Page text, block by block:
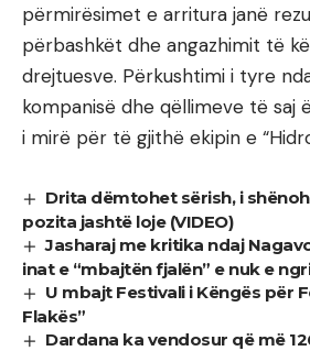
përmirësimet e arritura janë
përbashkët dhe angazhimit të
drejtuesve. Përkushtimi i tyre
kompanisë dhe qëllimeve të saj
i mirë për të gjithë ekipin e
Drita dëmtohet sërish, i
pozita jashtë loje (VIDEO)
Jasharaj me kritika ndaj
inat e “mbajtën fjalën” e nuk e
U mbajt Festivali i Këngës për
Flakës”
Dardana ka vendosur që më